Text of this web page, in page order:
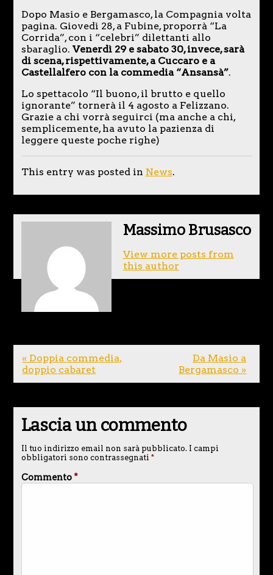
Dopo Masio e Bergamasco, la Compagnia volta
pagina. Giovedì 28, a Fubine, proporrà “La
Corrida”, con i “celebri” dilettanti allo
sbaraglio. Venerdì 29 e sabato 30, invece, sarà
di scena, rispettivamente, a Cuccaro e a
Castellalfero con la commedia “Ansansà”.
Lo spettacolo “Il buono, il brutto e quello
ignorante” tornerà il 4 agosto a Felizzano.
Grazie a chi vorrà seguirci (ma anche a chi,
semplicemente, ha avuto la pazienza di
leggere queste poche righe)
This entry was posted in News.
Massimo Brusasco
View more posts from
this author
« Doppia commedia,
doppio cabaret
Da Masio a
Bergamasco »
Lascia un commento
Il tuo indirizzo email non sarà pubblicato. I campi
obbligatori sono contrassegnati *
Commento*